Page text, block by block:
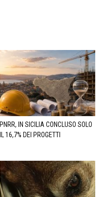
PNRR, IN SICILIA CONCLUSO SOLO
IL 16,7% DEI PROGETTI